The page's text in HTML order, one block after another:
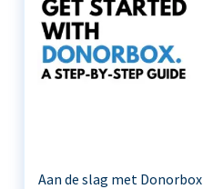
Aan de slag met Donorbox